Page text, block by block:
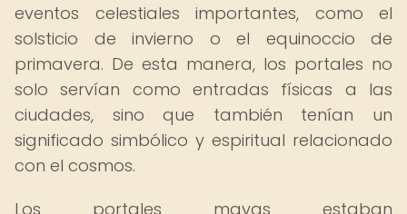
eventos celestiales importantes, como el
solsticio de invierno o el equinoccio de
primavera. De esta manera, los portales no
solo servían como entradas físicas a las
ciudades, sino que también tenían un
significado simbólico y espiritual relacionado
con el cosmos.
Los portales mayas estaban